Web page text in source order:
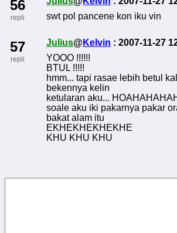
56
repli
swt pol pancene kon iku vin
57
repli
Julius@ Kelvin : 2007-11-27
YOOO !!!!!!
BTUL !!!!!
hmm... tapi rasae lebih betul
bekennya kelin
ketularan aku...
soale aku iki pakarnya pakar
bakat alam itu
EKHEKHEKHEKHE
KHU KHU KHU